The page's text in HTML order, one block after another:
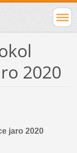
2020
jaro 2020